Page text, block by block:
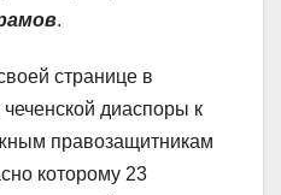
.
странице в
диаспоры к
правозащитникам
которому 23